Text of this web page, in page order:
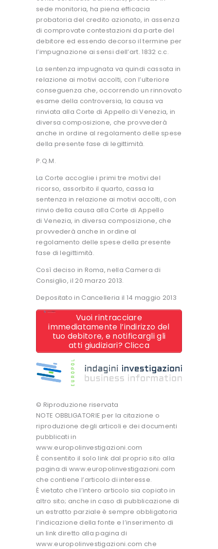
sede monitoria, ha piena efficacia
probatoria del credito azionato, in assenza
di comprovate contestazioni da parte del
debitore ed essendo decorso il termine per
l’impugnazione ai sensi dell’art. 1832 c.c.
La sentenza impugnata va quindi cassata in
relazione ai motivi accolti, con l’ulteriore
conseguenza che, occorrendo un rinnovato
esame della controversia, la causa va
rinviata alla Corte di Appello di Venezia, in
diversa composizione, che provvederà
anche in ordine al regolamento delle spese
della presente fase di legittimità.
P.Q.M.
La Corte accoglie i primi tre motivi del
ricorso, assorbito il quarto, cassa la
sentenza in relazione ai motivi accolti, con
rinvio della causa alla Corte di Appello
di Venezia, in diversa composizione, che
provvederà anche in ordine al
regolamento delle spese della presente
fase di legittimità.
Così deciso in Roma, nella Camera di
Consiglio, il 20 marzo 2013.
Depositato in Cancelleria il 14 maggio 2013
Vuoi rintracciare
immediatamente l’indirizzo del
tuo debitore, e notificargli gli
atti giudiziari? Clicca
© Riproduzione riservata
NOTE OBBLIGATORIE per la citazione o
riproduzione degli articoli e dei documenti
pubblicati in
www.europolinvestigazioni.com
È consentito il solo link dal proprio sito alla
pagina di www.europolinvestigazioni.com
che contiene l’articolo di interesse.
È vietato che l’intero articolo sia copiato in
altro sito; anche in caso di pubblicazione di
un estratto parziale è sempre obbligatoria
l’indicazione della fonte e l’inserimento di
un link diretto alla pagina di
www.europolinvestigazioni.com che